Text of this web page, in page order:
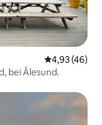
4,93 (46)
bei Ålesund.